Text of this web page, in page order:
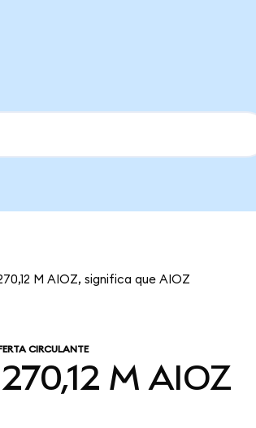
M AIOZ, significa que AIOZ
CIRCULANTE
M AIOZ